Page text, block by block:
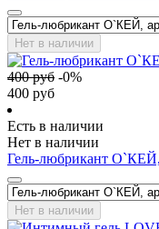
Нет в наличии
400руб -0%
400 руб
Есть в наличии
Нет в наличии
Гель-любрикант
Нет в наличии